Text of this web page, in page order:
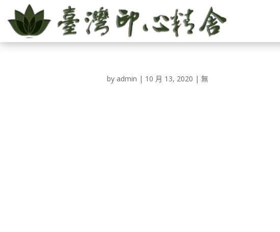
by admin | 10 月 13, 2020 |無